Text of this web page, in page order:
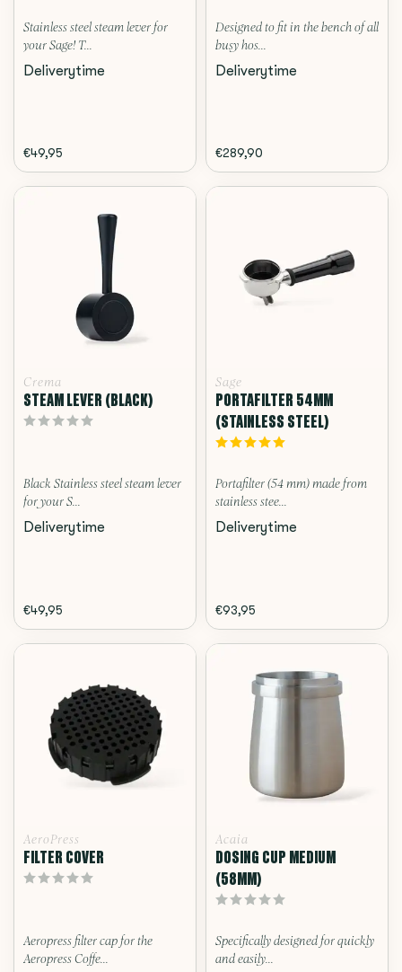
Stainless steel steam lever for
your Sage! T...
Deliverytime
€49,95
Designed to fit in the bench of all
busy hos...
Deliverytime
€289,90
Crema
STEAM LEVER (BLACK)
Black Stainless steel steam lever
for your S...
Deliverytime
€49,95
Sage
PORTAFILTER 54MM
(STAINLESS STEEL)
Portafilter (54 mm) made from
stainless stee...
Deliverytime
€93,95
AeroPress
FILTER COVER
Aeropress filter cap for the
Aeropress Coffe...
Acaia
DOSING CUP MEDIUM
(58MM)
Specifically designed for quickly
and easily...